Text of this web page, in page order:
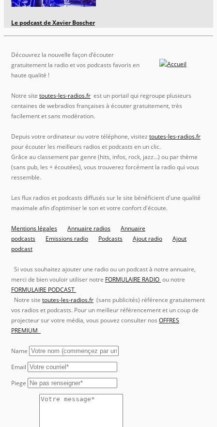
Le podcast de Xavier Boscher
Découvrez la nouvelle façon d’écouter
gratuitement la radio et vos podcasts favoris en
haute qualité !
Notre site toutes-les-radios.fr est un portail qui regroupe plusieurs
centaines de webradios françaises à écouter gratuitement, très
facilement et sans modération.
Depuis votre ordinateur ou votre téléphone, visitez toutes-les-radios.fr
pour écouter les meilleurs radios et podcasts en un clic.
Grâce au classement par genre (hits, infos, rock, jazz…) ou par thème
(sans pub, les + écoutées), vous trouverez forcément la radio qui vous
ressemble.
Les flux radios et podcasts diffusés sur le site bénéficient d'une qualité
maximale afin d’optimiser le son et votre confort d'écoute.
Mentions légales Annuaire radios
Annuaire
podcasts
Emissions radio Podcasts Ajout radio
Ajout
podcast
Si vous souhaitez ajouter une radio ou un podcast à notre annuaire,
merci de bien vouloir utiliser notre FORMULAIRE RADIO ou notre
FORMULAIRE PODCAST
Notre site toutes-les-radios.fr (sans publicités) référence gratuitement
vos radios et podcasts. Pour un meilleur référencement et un coup de
projecteur sur votre média, vous pouvez consulter nos OFFRES
PREMIUM
Name
Email
Piege